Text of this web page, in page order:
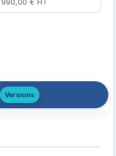
€ HT
Versions